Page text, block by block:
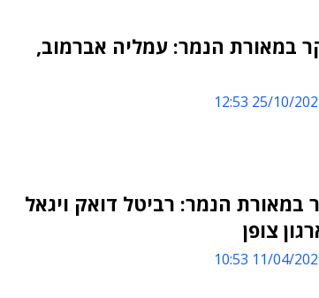
במאורת הנמר: עמליה אברמוב,
25/10/2022
במאורת הנמר: רביטל דואק ויגאל
צופן
11/04/2021